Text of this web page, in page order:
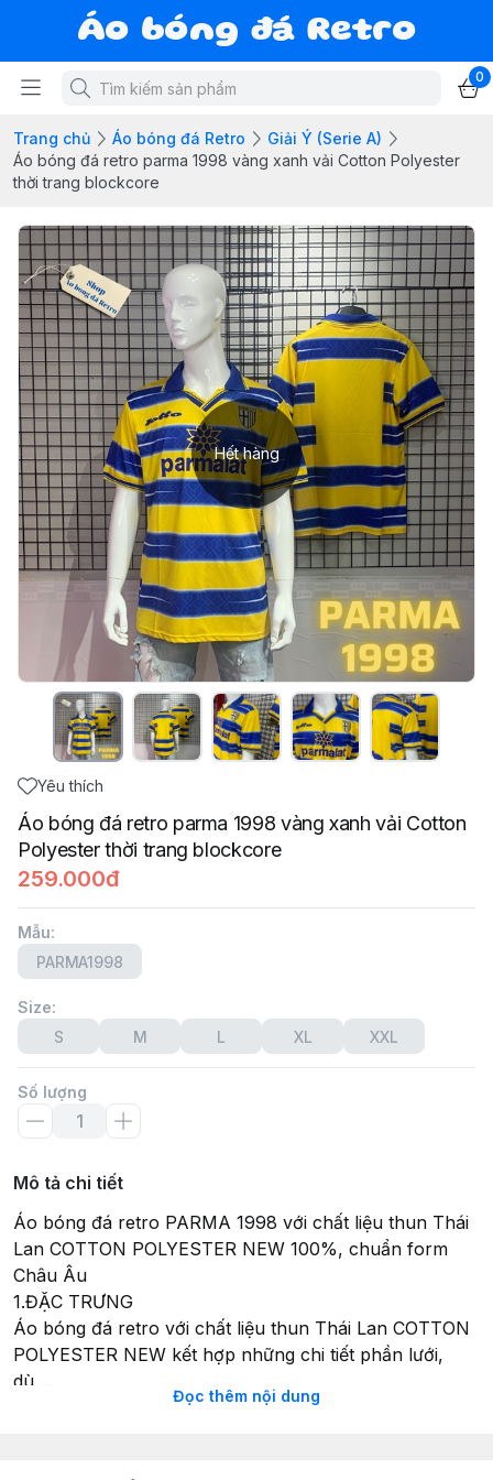
Áo bóng đá Retro
0
Trang chủ Áo bóng đá Retro
Giải Ý (Serie A)
Áo bóng đá retro parma 1998 vàng xanh vải Cotton Polyester
thời trang blockcore
Hết hàng
Yêu thích
Áo bóng đá retro parma 1998 vàng xanh vải Cotton
Polyester thời trang blockcore
259.000đ
Mẫu:
PARMA1998
Size:
S
M L XL XXL
Số lượng
Mô tả chi tiết
Áo bóng đá retro PARMA 1998 với chất liệu thun Thái
Lan COTTON POLYESTER NEW 100%, chuẩn form
Châu Âu
1.ĐẶC TRƯNG
Áo bóng đá retro với chất liệu thun Thái Lan COTTON
POLYESTER NEW kết hợp những chi tiết phần lưới,
dù,...
Với chi tiết áo bóng đá có cổ được in sắc sảo, cùng
Đọc thêm nội dung